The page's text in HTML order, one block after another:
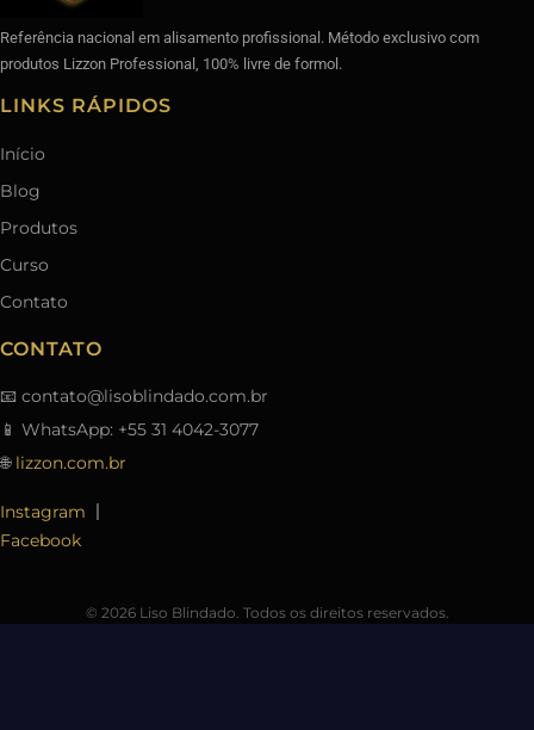
Referência nacional em alisamento profissional. Método exclusivo com
produtos Lizzon Professional, 100% livre de formol.
LINKS RÁPIDOS
Início
Blog
Produtos
Curso
Contato
CONTATO
📧 contato@lisoblindado.com.br
📱 WhatsApp: +55 31 4042-3077
🌐 lizzon.com.br
Instagram
Facebook
© 2026 Liso Blindado. Todos os direitos reservados.